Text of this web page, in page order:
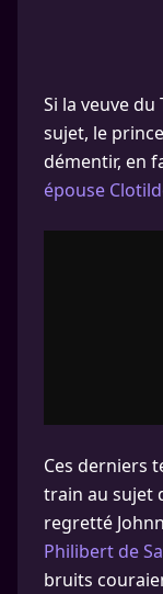
Si la veuve du
sujet, le
démentir, en
épouse
Ces derniers
train au sujet
regretté
Philibert de
bruits